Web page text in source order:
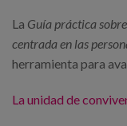
La Guía práctica
centrada en las
herramienta para
La unidad de